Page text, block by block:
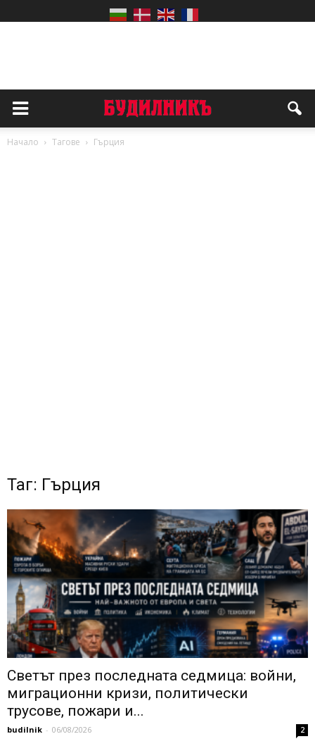
Начало Тагове Гърция
Таг: Гърция
Светът през последната седмица: войни,
миграционни кризи, политически
трусове, пожари и...
budilnik - 06/08/2026 2